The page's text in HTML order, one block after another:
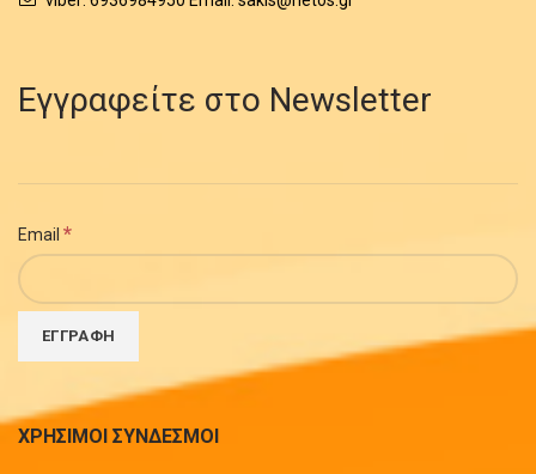
Εγγραφείτε στο Newsletter
Email *
ΧΡΗΣΙΜΟΙ ΣΥΝΔΕΣΜΟΙ